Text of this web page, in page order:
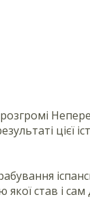
розгромі
цієї
став і сам